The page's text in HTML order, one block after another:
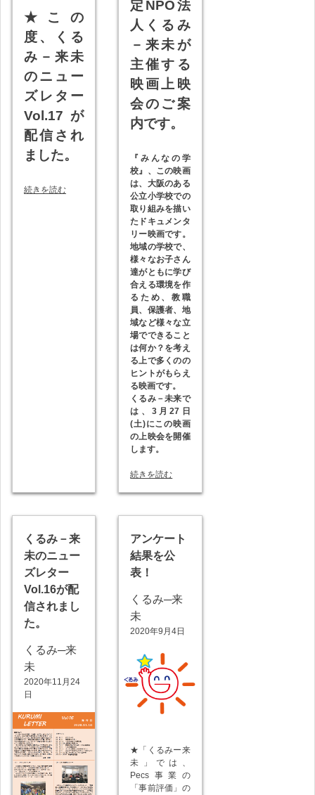
★ この
度、くる
み－来未
のニュー
ズレター
Vol.17が
配信され
ました。
続きを読む
定NPO法
人くるみ
－来未が
主催する
映画上映
会のご案
内です。
『みんなの学
校』、この映画
は、大阪のある
公立小学校での
取り組みを描い
たドキュメンタ
リー映画です。
地域の学校で、
様々なお子さん
達がともに学び
合える環境を作
るため、教職
員、保護者、地
域など様々な立
場でできること
は何か？を考え
る上で多くのの
ヒントがもらえ
る映画です。
くるみ－未来で
は、3月27日
(土)にこの映画
の上映会を開催
します。
続きを読む
くるみ－来
未のニュー
ズレター
Vol.16が配
信されまし
た。
くるみ─来
未
2020年11月24
日
アンケート
結果を公
表！
くるみ─来
未
2020年9月4日
★「くるみー来
未」では、
Pecs事業の
「事前評価」の